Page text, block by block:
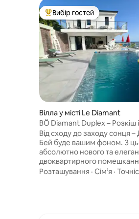
Топ вибір гостей
Вибір гостей
Вілла у місті Le Diamant
BÔ Diamant Duplex – Розкіш
море
Від сходу до заходу сонця
Бей буде вашим фоном. З
абсолютно нового та
двоквартирного
відкривається захоплюючий
Розташування · Сім’я ·